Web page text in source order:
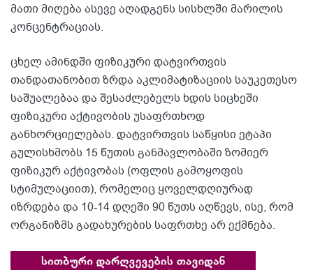
მათი მიღება ასევე აღადგენს სისხლში მარილის
კონცენტრაციას.
ცხელ ამინდში ფიზიკური დატვირთვის
თანდათანობით ზრდა აკლიმატიზაციის საუკეთესო
საშუალებაა და შესაძლებელს ხდის სიცხეში
ფიზიკური აქტივობის უსაფრთხოდ
განხორციელებას. დატვირთვის საწყისი ეტაპი
გულისხმობს 15 წუთის განმავლობაში ზომიერ
ფიზიკურ აქტივობას (ოფლის გამოყოფის
სტიმულაციით), რომელიც ყოველდღიურად
იზრდება და 10-14 დღეში 90 წუთს აღწევს, ისე, რომ
ორგანიზმს გადახურების საფრთხე არ ექმნება.